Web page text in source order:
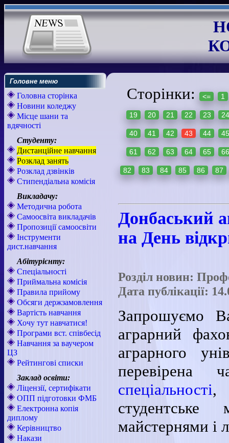
Головне меню
Головна сторінка
Новини коледжу
Місце шани та
вдячності
Студенту:
Дистанційне навчання
Розклад занять
Розклад дзвінків
Стипендіальна комісія
Викладачу:
Методична робота
Самоосвіта викладачів
Пропозиції самоосвіти
Інструменти
дист.навчання
Абітурієнту:
Спеціальності
Приймальна комісія
Правила прийому
Обсяги держзамовлення
Вартість навчання
Хочу тут навчатися!
Програми вст. співбесід
Навчання за ваучером
ЦЗ
Рейтингові списки
Заклад освіти:
Ліцензії, сертифікати
ОПП підготовки ФМБ
Електронна копія
диплому
Керівництво
Накази
Сторінки: <= 1
19 20 21 22 23 24
40 41 42 43 44 45
61 62 63 64 65 66
82 83 84 85 86 87
Донбаський
на День
Розділ новин:
Дата публікації:
Запрошуємо
аграрний
аграрного
перевірена
спеціальності,
майстернями і